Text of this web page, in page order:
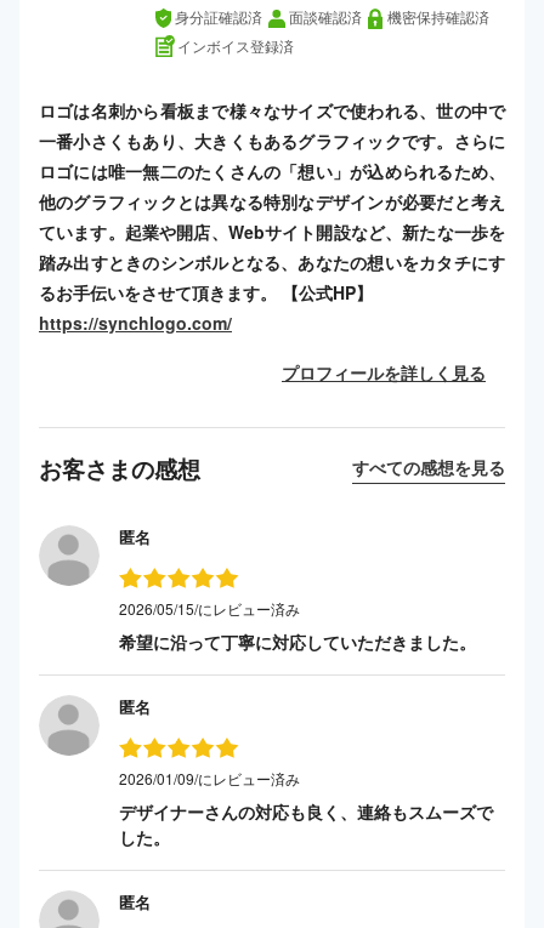
身分証確認済 面談確認済
機密保持確認済
インボイス登録済
ロゴは名刺から看板まで様々なサイズで使われる、世の中で
一番小さくもあり、大きくもあるグラフィックです。さらに
ロゴには唯一無二のたくさんの「想い」が込められるため、
他のグラフィックとは異なる特別なデザインが必要だと考え
ています。起業や開店、Webサイト開設など、新たな一歩を
踏み出すときのシンボルとなる、あなたの想いをカタチにす
るお手伝いをさせて頂きます。 【公式HP】
https://synchlogo.com/
プロフィールを詳しく見る
お客さまの感想 すべての感想を見る
匿名
2026/05/15/にレビュー済み
希望に沿って丁寧に対応していただきました。
匿名
2026/01/09/にレビュー済み
デザイナーさんの対応も良く、連絡もスムーズで
した。
匿名